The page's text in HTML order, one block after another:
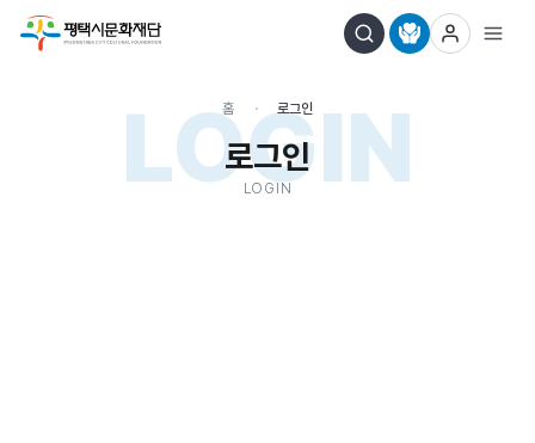
LOGIN
홈 로그인
로그인
LOGIN